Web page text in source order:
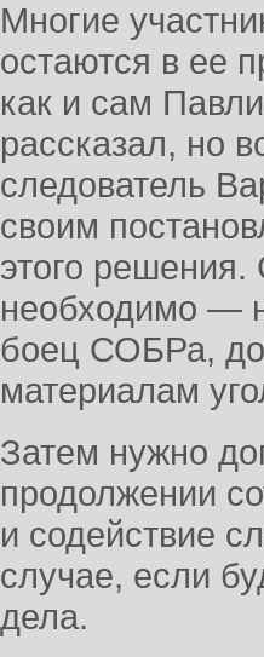
Многие
остаются в ее
как и сам
рассказал, но
следователь
своим
этого
необходимо —
боец СОБРа,
материалам
Затем нужно
продолжении
и содействие
случае, если
дела.